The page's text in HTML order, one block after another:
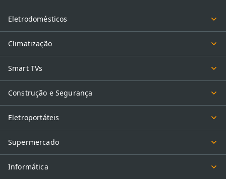
Eletrodomésticos
Climatização
Smart TVs
Construção e Segurança
Eletroportáteis
Supermercado
Informática